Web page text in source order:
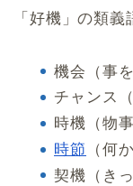
「好機」の類
機会（事
チャンス
時機（物
時節
（何
契機（き